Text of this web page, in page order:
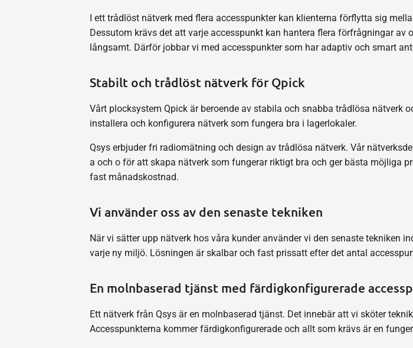
I ett trådlöst nätverk med flera accesspunkter kan klienterna förflytta sig
Dessutom krävs det att varje accesspunkt kan hantera flera förfrågningar
långsamt. Därför jobbar vi med accesspunkter som har adaptiv och smart
Stabilt och trådlöst nätverk för Qpick
Vårt plocksystem Qpick är beroende av stabila och snabba trådlösa nätverk
installera och konfigurera nätverk som fungera bra i lagerlokaler.
Qsys erbjuder fri radiomätning och design av trådlösa nätverk. Vår
a och o för att skapa nätverk som fungerar riktigt bra och ger bästa möjliga
fast månadskostnad.
Vi använder oss av den senaste tekniken
När vi sätter upp nätverk hos våra kunder använder vi den senaste tekniken
varje ny miljö. Lösningen är skalbar och fast prissatt efter det antal
En molnbaserad tjänst med färdigkonfigurerade
Ett nätverk från Qsys är en molnbaserad tjänst. Det innebär att vi sköter
Accesspunkterna kommer färdigkonfigurerade och allt som krävs är en